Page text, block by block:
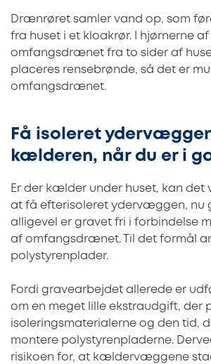
Drænrøret samler vand op, som
fra huset i et kloakrør. I hjørnerne
omfangsdrænet fra to sider af
placeres rensebrønde, så det er
omfangsdrænet.
Få isoleret
kælderen, når du er i
Er der kælder under huset, kan
at få efterisoleret ydervæggen, nu
alligevel er gravet fri i forbindelse
af omfangsdrænet. Til det formål
polystyrenplader.
Fordi gravearbejdet allerede er
om en meget lille ekstraudgift, der
isoleringsmaterialerne og den tid,
montere polystyrenpladerne.
risikoen for, at kældervæggene